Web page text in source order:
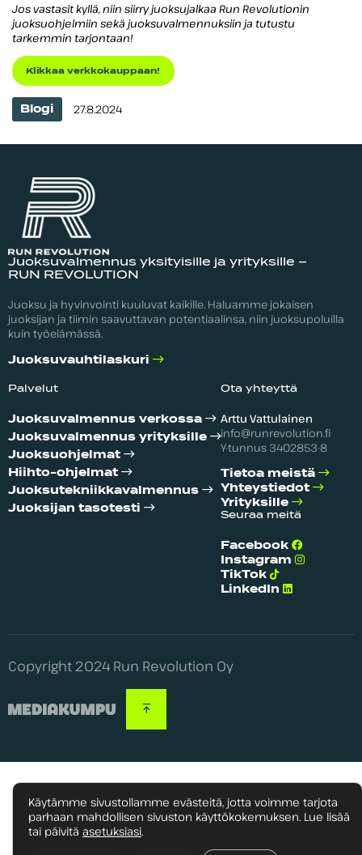
Jos vastasit kyllä, niin siirry juoksujalkaa Run Revolutionin
juoksuohjelmiin sekä juoksuvalmennuksiin ja tutustu
tarkemmin tarjontaan!
Klikkaa verkkokauppaan!
Kategoriat
Blogi Julkaistu
27.8.2024
Juoksuvalmennus yksityisille ja yrityksille –
RUN REVOLUTION
Juoksu ja hyvinvointi kuuluvat kaikille. Haluamme jokaisen
juoksijan ja tiimin saavuttavan potentiaalinsa, niin juoksupoluilla
kuin työelämässä.
Juoksuvauhtilaskuri
Palvelut
Juoksuvalmennus verkossa
Juoksuvalmennus yrityksille
Juoksuohjelmat
Hiihto-ohjelmat
Juoksutekniikka­valmennus
Juoksijan tasotesti
Ota yhteyttä
Arttu Vattulainen
info@runrevolution.fi
Y-tunnus 3402853-8
Tietoa meistä
Yhteystiedot
Yrityksille
Seuraa meitä
Facebook
Instagram
TikTok
LinkedIn
Copyright 2024 Run Revolution Oy
Käytämme sivustollamme evästeitä, jotta voimme tarjota
parhaan mahdollisen sivuston käyttökokemuksen. Lue lisää
tai päivitä asetuksiasi.